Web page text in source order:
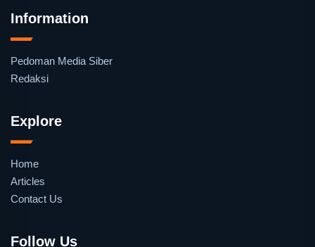
Information
Pedoman Media Siber
Redaksi
Explore
Home
Articles
Contact Us
Follow Us